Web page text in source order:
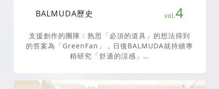
BALMUDA歷史 4
支援創作的團隊：熟思「必須的道具」的想法得到
的答案為「GreenFan」，日後BALMUDA就持續專
精研究「舒適的涼感」…